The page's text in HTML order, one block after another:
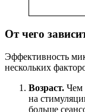
От чего
Эффективность
нескольких
Возраст. Чем
на
больше